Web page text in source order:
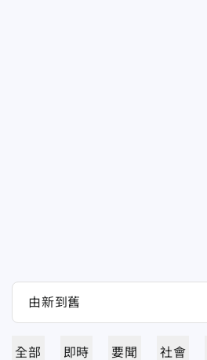
全部 即時 要聞 社會